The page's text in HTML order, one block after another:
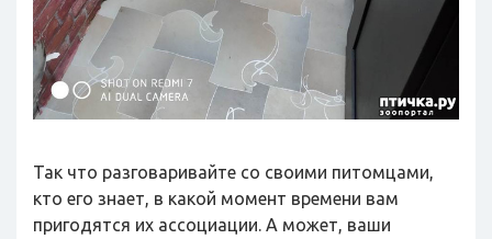
Так что разговаривайте со своими питомцами,
кто его знает, в какой момент времени вам
пригодятся их ассоциации. А может, ваши